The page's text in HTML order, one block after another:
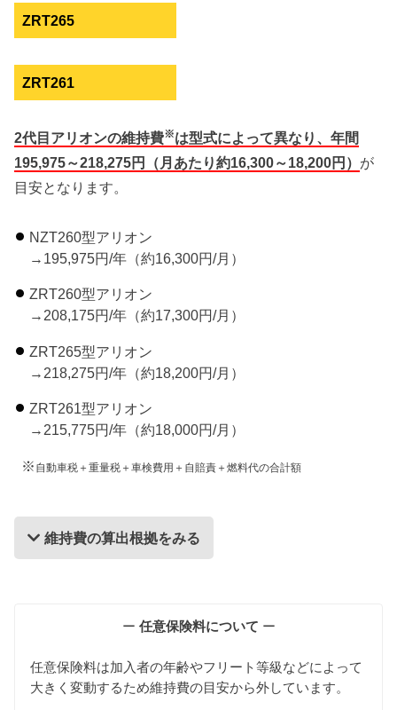
ZRT265
ZRT261
2代目アリオンの維持費※は型式によって異なり、年間
195,975～218,275円（月あたり約16,300～18,200円） が
目安となります。
NZT260型アリオン
→195,975円/年（約16,300円/月）
ZRT260型アリオン
→208,175円/年（約17,300円/月）
ZRT265型アリオン
→218,275円/年（約18,200円/月）
ZRT261型アリオン
→215,775円/年（約18,000円/月）
※ 自動車税＋重量税＋車検費用＋自賠責＋燃料代の合計額
維持費の算出根拠をみる
維持費の算出根拠
ー 任意保険料について ー
任意保険料は加入者の年齢やフリート等級などによって
大きく変動するため維持費の目安から外しています。